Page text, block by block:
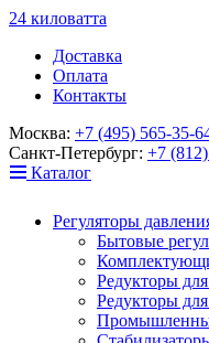
24 киловатта
Доставка
Оплата
Контакты
Москва: +7 (495) 565-35-
Санкт-Петербург: +7
Каталог
Регуляторы
Бытовые
Редукторы
Редукторы для